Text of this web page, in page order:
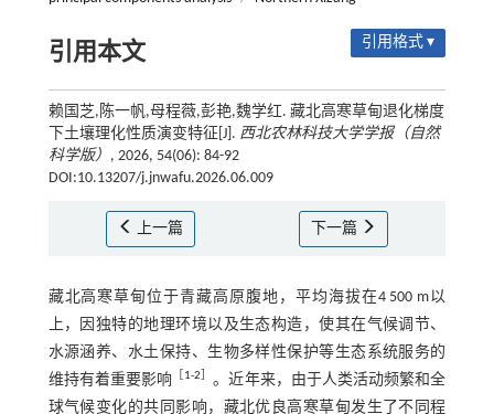
引用本文 引用格式 ▾
赖国芝,陈一帆,母程薇,彭艳,魏学红. 藏北高寒草甸退化梯度
下土壤理化性质演变特征[J]. 西北农林科技大学学报（自然
科学版） , 2026, 54(06): 84-92
DOI:10.13207/j.jnwafu.2026.06.009
上一篇 下一篇
藏北高寒草甸位于青藏高原腹地，平均海拔在4 500 m以
上，因独特的地理环境以及生态构造，使其在气候调节、
水源涵养、水土保持、生物多样性保护等生态系统服务的
维持有着重要影响
1-2
。近年来，由于人类活动频繁和全
球气候变化的共同影响，藏北优良高寒草甸发生了不同程